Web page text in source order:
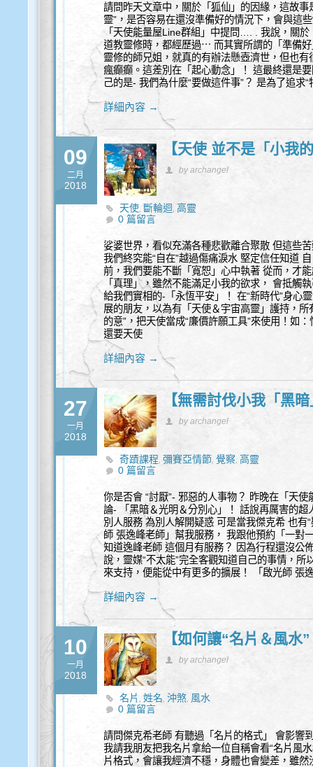
請問昨天文章中，關於「狐仙」的因緣，這故
靈”，是否容易在還沒準備好的情況下，會與這
「天使能量屋Line群組」中提問…. . 我說，關
道教靈修時，都經歷過⋯ 而其實所謂的「準備
靈修的師兄姐，就真的有辦法懸壺濟世，但也
瘋癲癲。這差別在「起心動念」！ 這最終還是
己的是- 我們為什麼“要做這件事”？ 是為了追求
詳細內容 →
09
二月
2018
【天使 並不是「小我
by archangel
天使, 斷輪迴, 高靈
0 篇留言
娑婆世界，看似充滿各種悲歡離合聚散 但這些
我們終究能“自在”越過傷痛淚水 堅定信任知道
前，我們要能不斷「寬恕」心中執著 從而，才
「真理」，雖然不能滿足小我的欲求， 會抵觸
給我們實相的-「永恆平安」！ 在“新時代”身心
展的朋友，以為有「天使＆宇宙高靈」護持，
的意”，把天使當成“廉價許願工具”來使用！如
還要天使
詳細內容 →
27
一月
2018
【無需討伐小我「黑
by archangel
奇蹟課程,彌賽亞情節, 覺察, 高靈
0 篇留言
你是否會 “討厭”- 邪惡的人事物？ 昨晚在「天
論- 「黑暗＆光明＆分別心」！ 話說再厲害的超
別人服務 為別人解開疑惑 可是當我傑克希 也有
師 張逸峰老師」幫我服務， 我跟他預約「一對
知道逸峰老師 這個月有服務？ 因為行程還沒公
說，靈媒“不太能”完全客觀知道自己的事情，
來支持，便能從中有更多的擴展！ 「啟光師 張
詳細內容 →
10
一月
2018
【如何讓“名片＆風水
by archangel
名片 ,姓名,沖煞, 風水
0 篇留言
請問傑克希老師 有聽過「名片的格式」 會影響
我請我朋友把我名片拿給一位自稱會看“名片風
片格式，會讓我經濟不穩，身體也會變差，雖